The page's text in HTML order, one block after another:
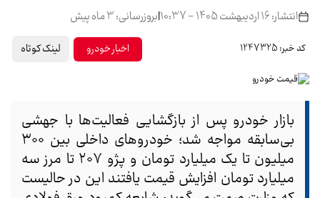
انتشار: 16 اردیبهشت 1405 - 10:37 |بروزرسانی: 3 ماه پیش
کد خبر: 1247325 اخبار خودرو لینک کوتاه
بازار خودرو پس از بازگشایی فعالیت‌ها با جهشی
بی‌سابقه مواجه شد؛ خودرو‌های داخلی بین ۳۰۰
میلیون تا یک میلیارد تومان و پژو ۲۰۷ تا مرز سه
میلیارد تومان افزایش قیمت یافتند این در حالیست